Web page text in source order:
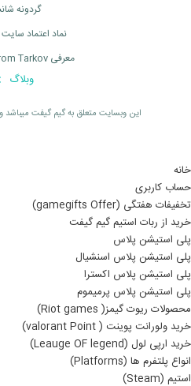
گردونه
نماد اعتماد
معرفی Escape From Tarkov
وبلاگ
اين وبسايت متعلق به گیم گیفت
خانه
حساب کاربری
تخفیفات هفتگی (gamegifts Offer)
خرید از ربات استیم گیم گیفت
پلی استیشن پلاس
پلی استیشن پلاس اسنشیال
پلی استیشن پلاس اکسترا
پلی استیشن پلاس پرمیموم
محصولات ریوت گیمز( Riot games)
خرید ولورانت پوینت ( valorant Point)
خرید ارپی لول (Leauge OF legend)
انواع پلتفرم ها (Platforms)
استیم (Steam)